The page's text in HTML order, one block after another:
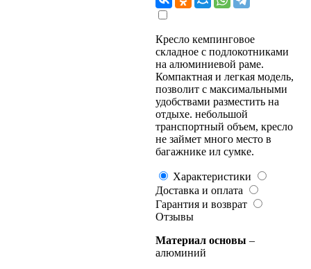
Кресло кемпинговое
складное с подлокотниками
на алюминиевой раме.
Компактная и легкая модель,
позволит с максимальными
удобствами разместить на
отдыхе. небольшой
транспортный объем, кресло
не займет много место в
багажнике ил сумке.
Характеристики
Доставка и оплата
Гарантия и возврат
Отзывы
Материал основы –
алюминий